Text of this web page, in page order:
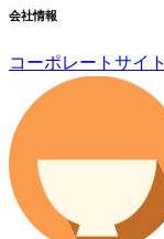
会社情報
コーポレートサイト